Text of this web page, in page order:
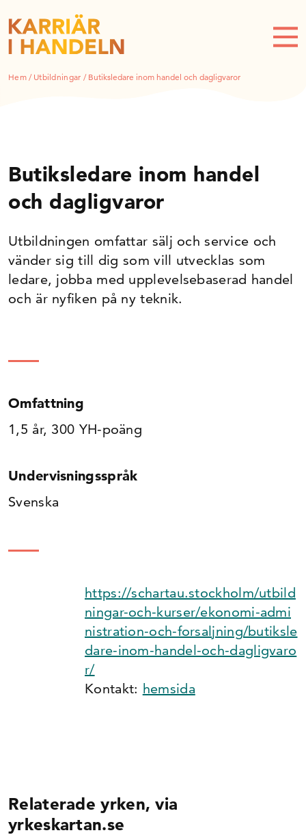
Hem/ Utbildningar / Butiksledare inom handel och dagligvaror
Butiksledare inom handel
och dagligvaror
Utbildningen omfattar sälj och service och
vänder sig till dig som vill utvecklas som
ledare, jobba med upplevelsebaserad handel
och är nyfiken på ny teknik.
Omfattning
1,5 år, 300 YH-poäng
Undervisningsspråk
Svenska
https://schartau.stockholm/utbild
ningar-och-kurser/ekonomi-admi
nistration-och-forsaljning/butiksle
dare-inom-handel-och-dagligvaro
r/
Kontakt: hemsida
Relaterade yrken, via
yrkeskartan.se